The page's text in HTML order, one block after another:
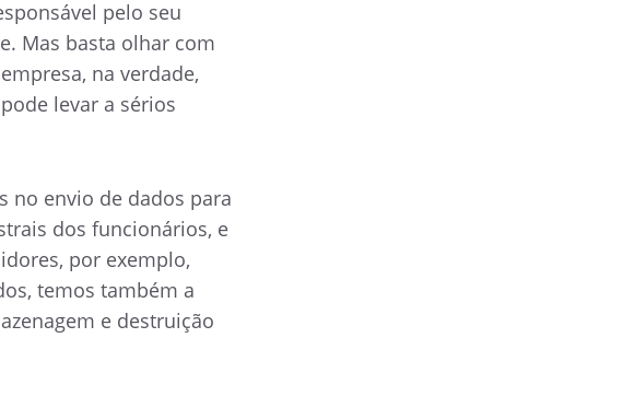
pelo seu
Mas basta olhar com
na verdade,
levar a sérios
no envio de dados para
dos funcionários, e
por exemplo,
temos também a
e destruição